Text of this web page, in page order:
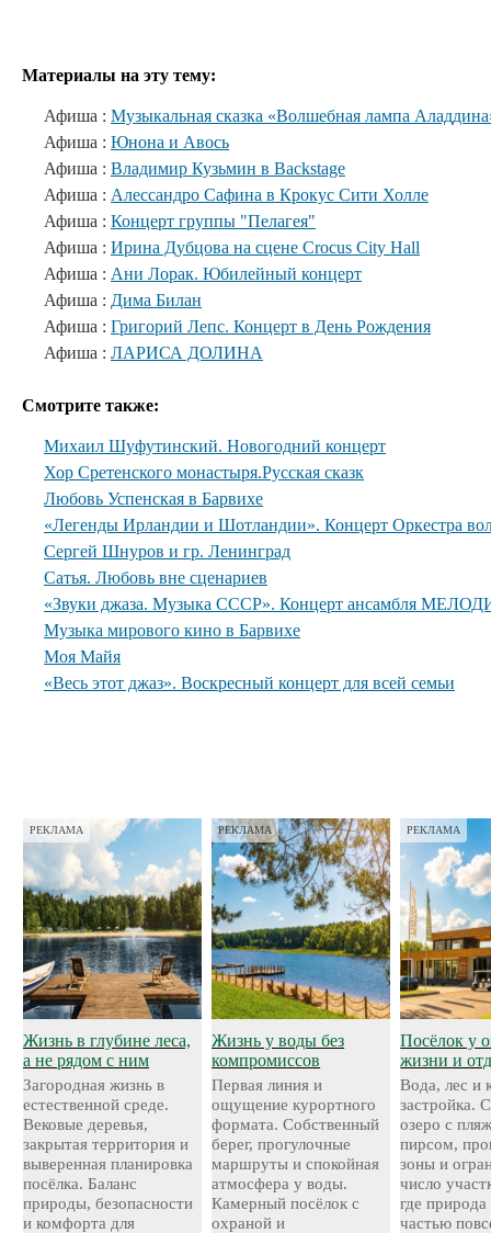
Материалы на эту тему:
Афиша : Музыкальная сказка «Волшебная лампа
Афиша : Юнона и Авось
Афиша : Владимир Кузьмин в Backstage
Афиша : Алессандро Сафина в Крокус Сити Холле
Афиша : Концерт группы "Пелагея"
Афиша : Ирина Дубцова на сцене Crocus City Hall
Афиша : Ани Лорак. Юбилейный концерт
Афиша : Дима Билан
Афиша : Григорий Лепс. Концерт в День Рождения
Афиша : ЛАРИСА ДОЛИНА
Смотрите также:
Михаил Шуфутинский. Новогодний концерт
Хор Сретенского монастыря.Русская сказк
Любовь Успенская в Барвихе
«Легенды Ирландии и Шотландии». Концерт Оркестра
Сергей Шнуров и гр. Ленинград
Сатья. Любовь вне сценариев
«Звуки джаза. Музыка СССР». Концерт ансамбля
Музыка мирового кино в Барвихе
Моя Майя
«Весь этот джаз». Воскресный концерт для всей семьи
РЕКЛАМА
Жизнь в глубине леса,
а не рядом с ним
Загородная жизнь в
естественной среде.
Вековые деревья,
закрытая территория и
выверенная планировка
посёлка. Баланс
природы, безопасности
и комфорта для
РЕКЛАМА
Жизнь у воды без
компромиссов
Первая линия и
ощущение курортного
формата. Собственный
берег, прогулочные
маршруты и спокойная
атмосфера у воды.
Камерный посёлок с
охраной и
РЕКЛАМА
Посёлок у
жизни и
Вода, лес и
застройка.
озеро с
пирсом,
зоны и
число
где природа
частью